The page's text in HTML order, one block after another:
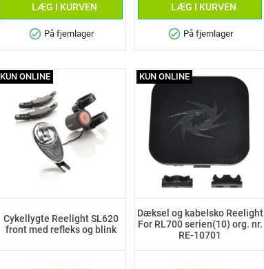
LÆG I KURVEN
check_circle På fjernlager
LÆG I KURVEN
check_circle På fjernlager
Cykellygte Reelight SL620
front med refleks og blink
KUN ONLINE
Dæksel og kabelsko Reelight
For RL700 serien(10) org. nr.
RE-10701
KUN ONLINE